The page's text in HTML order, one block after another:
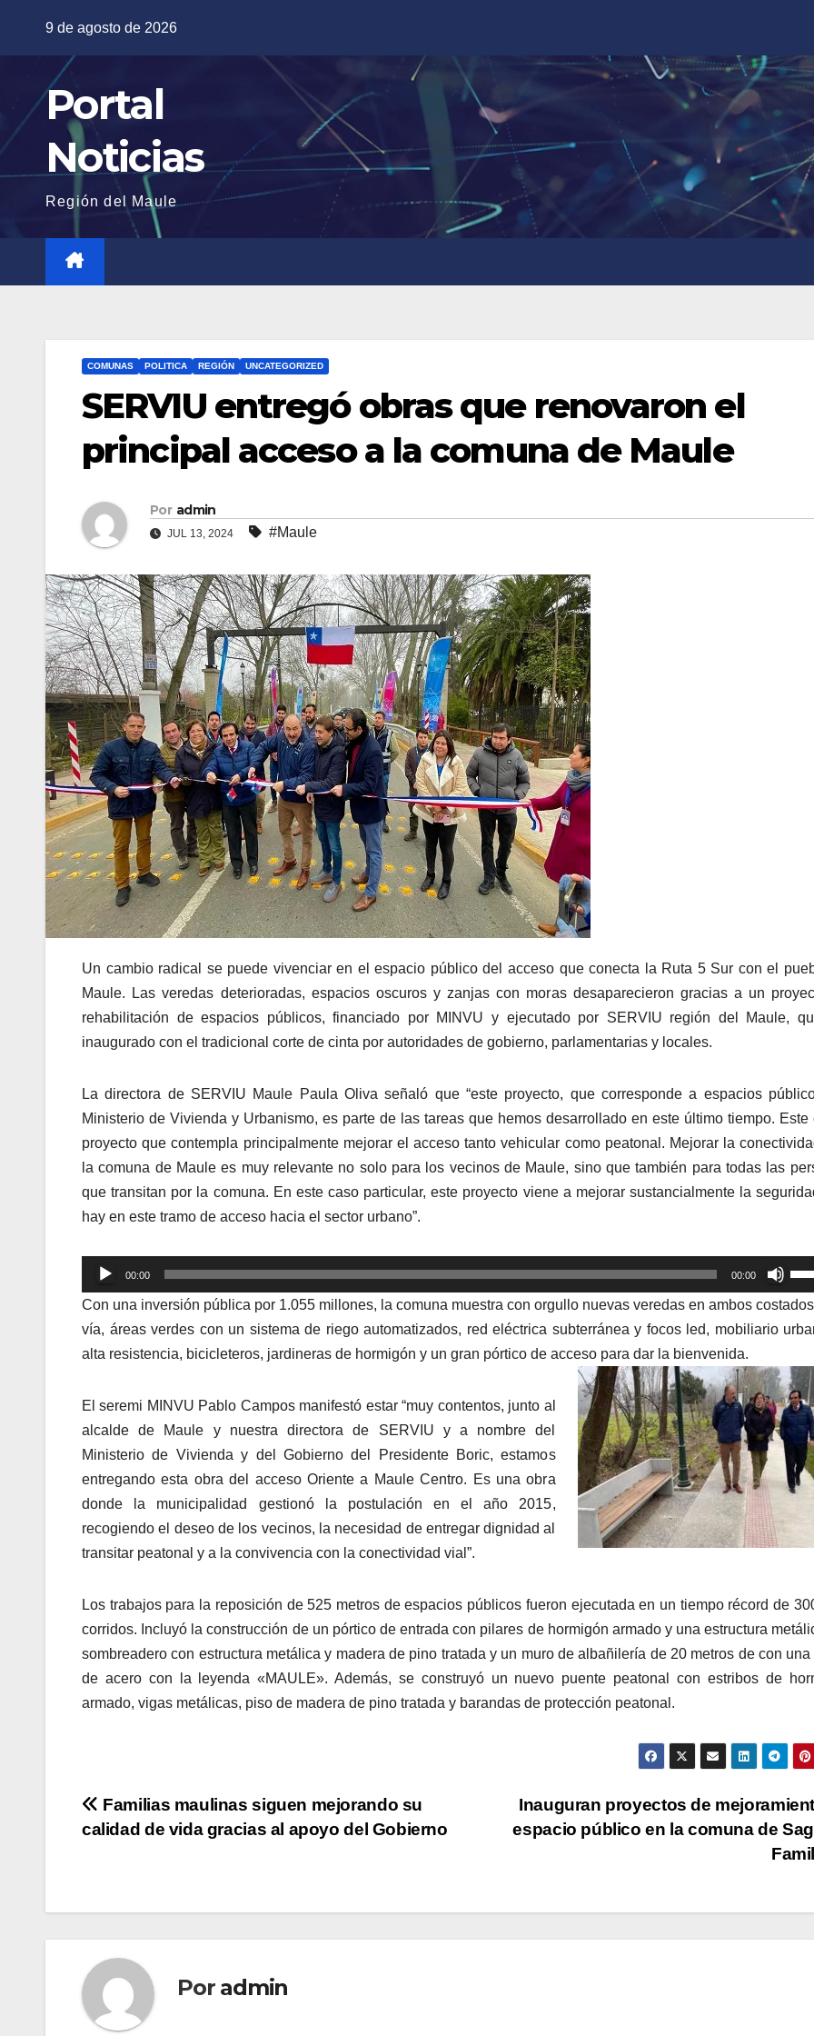
contenido
9 de agosto de 2026
Portal
Noticias
Región del Maule
COMUNAS POLITICA REGIÓN UNCATEGORIZED
SERVIU entregó obras que renovaron el
principal acceso a la comuna de Maule
Por admin
JUL 13, 2024 #Maule
Un cambio radical se puede vivenciar en el espacio público del acceso que conecta la Ruta 5 Sur con el
Maule. Las veredas deterioradas, espacios oscuros y zanjas con moras desaparecieron gracias a un
rehabilitación de espacios públicos, financiado por MINVU y ejecutado por SERVIU región del Maule,
inaugurado con el tradicional corte de cinta por autoridades de gobierno, parlamentarias y locales.
La directora de SERVIU Maule Paula Oliva señaló que “este proyecto, que corresponde a espacios
Ministerio de Vivienda y Urbanismo, es parte de las tareas que hemos desarrollado en este último tiempo. Este
proyecto que contempla principalmente mejorar el acceso tanto vehicular como peatonal. Mejorar la
la comuna de Maule es muy relevante no solo para los vecinos de Maule, sino que también para todas las
que transitan por la comuna. En este caso particular, este proyecto viene a mejorar sustancialmente la
hay en este tramo de acceso hacia el sector urbano”.
Reproductor
de
00:00 00:00
las
o
Con una inversión pública por 1.055 millones, la comuna muestra con orgullo nuevas veredas en ambos
vía, áreas verdes con un sistema de riego automatizados, red eléctrica subterránea y focos led, mobiliario
alta resistencia, bicicleteros, jardineras de hormigón y un gran pórtico de acceso para dar la bienvenida.
El seremi MINVU Pablo Campos manifestó estar “muy contentos, junto al
alcalde de Maule y nuestra directora de SERVIU y a nombre del
Ministerio de Vivienda y del Gobierno del Presidente Boric, estamos
entregando esta obra del acceso Oriente a Maule Centro. Es una obra
donde la municipalidad gestionó la postulación en el año 2015,
recogiendo el deseo de los vecinos, la necesidad de entregar dignidad al
transitar peatonal y a la convivencia con la conectividad vial”.
Los trabajos para la reposición de 525 metros de espacios públicos fueron ejecutada en un tiempo récord de
corridos. Incluyó la construcción de un pórtico de entrada con pilares de hormigón armado y una estructura
sombreadero con estructura metálica y madera de pino tratada y un muro de albañilería de 20 metros de con una
de acero con la leyenda «MAULE». Además, se construyó un nuevo puente peatonal con estribos de
armado, vigas metálicas, piso de madera de pino tratada y barandas de protección peatonal.
Navegación
Inauguran proyectos de
espacio público en la comuna de
Familias maulinas siguen mejorando su
calidad de vida gracias al apoyo del Gobierno
Por admin